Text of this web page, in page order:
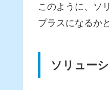
このように、ソ
プラスになるか
ソリュー